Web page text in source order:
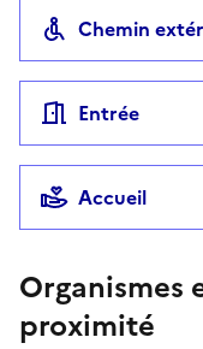
Chemin
Entrée
Accueil
Organismes
proximité